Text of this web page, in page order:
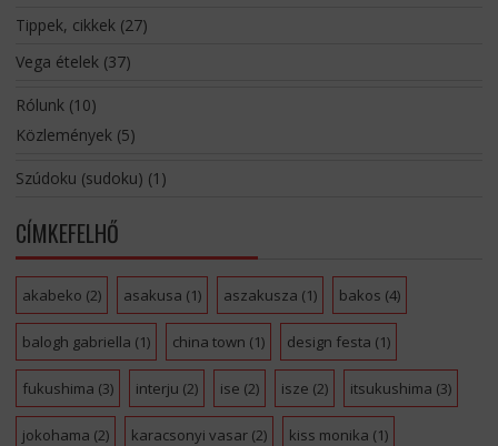
Tippek, cikkek(27)
Vega ételek(37)
Rólunk(10)
Közlemények(5)
Szúdoku (sudoku) (1)
CÍMKEFELHŐ
akabeko (2) asakusa (1) aszakusza (1) bakos (4)
balogh gabriella (1) china town (1) design festa (1)
fukushima (3) interju (2) ise (2) isze (2) itsukushima (3)
jokohama (2) karacsonyi vasar(2) kiss monika (1)